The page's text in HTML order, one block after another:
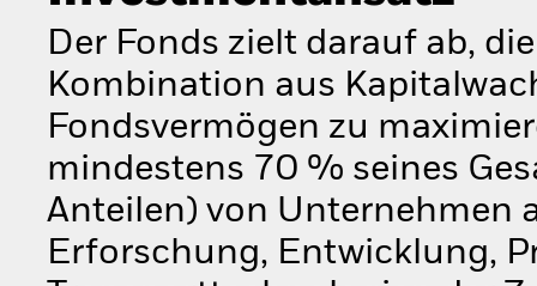
Der Fonds zielt darauf ab,
Kombination aus
Fondsvermögen zu
mindestens 70 % seines
Anteilen) von Unternehmen
Erforschung, Entwicklung,